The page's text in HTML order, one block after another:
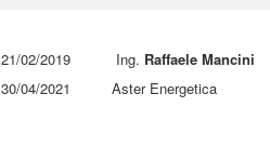
21/02/2019
30/04/2021
Ing. Raffaele Mancini
Aster Energetica